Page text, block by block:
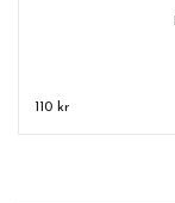
110 kr